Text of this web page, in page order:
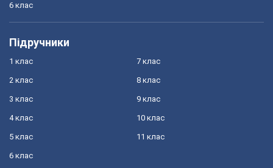
6 клас
Підручники
1 клас
2 клас
3 клас
4 клас
5 клас
6 клас
7 клас
8 клас
9 клас
10 клас
11 клас